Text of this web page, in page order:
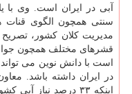
آبی در ایران است. وی با
سنتی همچون الگوی قنات
مدیریت كلان كشور،
قشرهای مختلف همچون
است با دانش نوین می
در ایران داشته باشد.
اینكه ۳۳ درصد نیاز